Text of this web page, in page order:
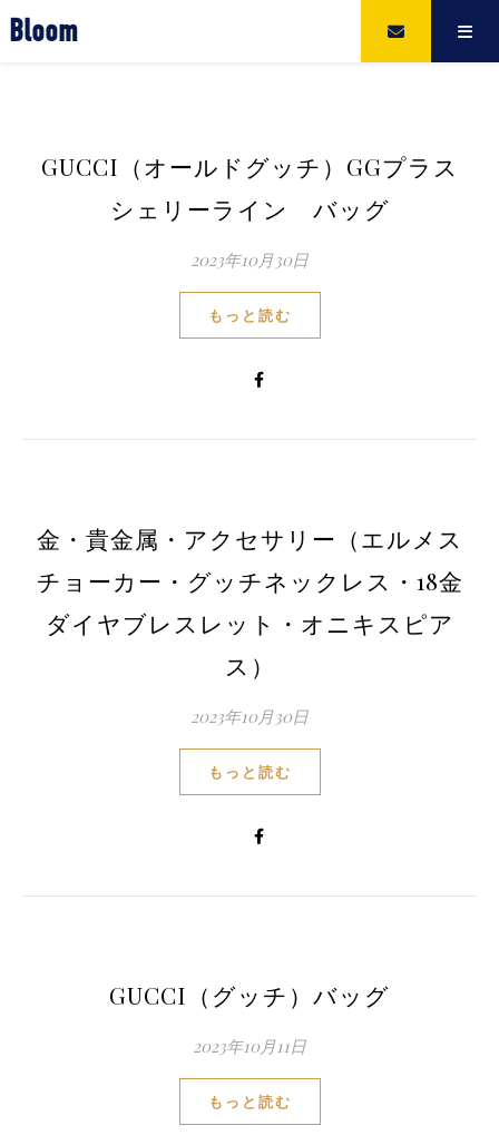
Bloom
GUCCI（オールドグッチ）GGプラス
シェリーライン バッグ
2023年10月30日
もっと読む
金・貴金属・アクセサリー（エルメス
チョーカー・グッチネックレス・18金
ダイヤブレスレット・オニキスピア
ス）
2023年10月30日
もっと読む
GUCCI（グッチ）バッグ
2023年10月11日
もっと読む